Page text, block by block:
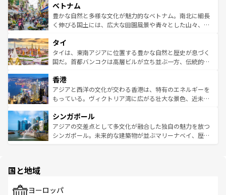
参照してほしい。
容にもいいと評判のスイーツなど、バラエティ豊かな料理
が味わえる。 なお、新着の台湾情報は コンテンツ一覧を参
照してほしい。
き、地方に足を延ばせば四季折々の自然美を楽しむことが
できる。そして、キムチや焼肉、絶品のストリートフード
まで、さまざまな韓国料理が待っている。夜には、韓国な
リティに包まれながら、韓国の多彩な魅力を心ゆくまで味
わってみてほしい。 なお、新着の韓国情報はコンテンツ一
覧を参照してほしい。
ベトナム
豊かな自然と多様な文化が魅力的なベトナム。南北に細長
く伸びる国土には、広大な田園風景や青々とした山々、世
急速な発展と共に伝統が息づく。ハノイの古い町並みやホ
ーチミン市のフランス統治時代の建物も、独特の雰囲気を
醸し出している。また、バラエティの豊かさとおいしさで
とつ。フォーやバインミー、ベトナムコーヒーなどは、ぜ
ひ現地で味わいたい。どの地域を訪れてもあたたかい人々
が旅行者を迎えてくれるので、きっと忘れられない旅にな
参照してほしい。
タイ
タイは、東南アジアに位置する豊かな自然と歴史が息づく
国だ。首都バンコクは高層ビルが立ち並ぶ一方、伝統的な
の活気が交差している。北部ではチェンマイなどの山岳地
帯で自然と触れ合い、南部ではプーケットやクラビの美し
いビーチでリゾート気分を楽しむことができる。タイ料理
激する。気候は一年中温暖で、どの季節にも異なる楽しみ
が待っている。親しみやすいタイの人々、仏教を中心とし
た文化、そして多様な観光資源が、訪れる旅人を魅了し続
香港
アジアと西洋の文化が交わる香港は、特有のエネルギーを
もっている。ヴィクトリア湾に広がる壮大な景色、近未来
み、どこを訪れても感動するはず。観光スポットが密集し
ており、効率よく見どころを回れるのも魅力。息をのむよ
うな絶景から文化的な体験まで、香港を存分に楽しみ尽く
シンガポール
アジアの交差点として多文化が融合した独自の魅力を放つ
シンガポール。未来的な建築物が並ぶマリーナベイ、歴史
で、ホーカーズは地元の風情を楽しめる外せないスポット
国と地域
ヨーロッパ